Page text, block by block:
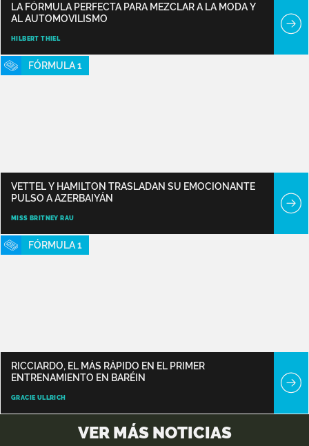
LA FÓRMULA PERFECTA PARA MEZCLAR A LA MODA Y
AL AUTOMOVILISMO
HILBERT THIEL
FÓRMULA 1
VETTEL Y HAMILTON TRASLADAN SU EMOCIONANTE
PULSO A AZERBAIYÁN
MISS BRITNEY RAU
FÓRMULA 1
RICCIARDO, EL MÁS RÁPIDO EN EL PRIMER
ENTRENAMIENTO EN BARÉIN
GRACIE ULLRICH
VER MÁS NOTICIAS